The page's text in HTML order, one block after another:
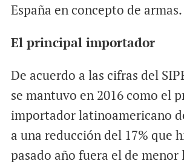
España en concepto de armas.
El principal importador
De acuerdo a las cifras del
se mantuvo en 2016 como el
importador latinoamericano
a una reducción del 17% que
pasado año fuera el de menor